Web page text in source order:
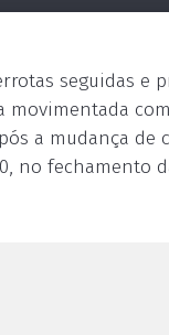
seguidas e
movimentada
a mudança de
no fechamento